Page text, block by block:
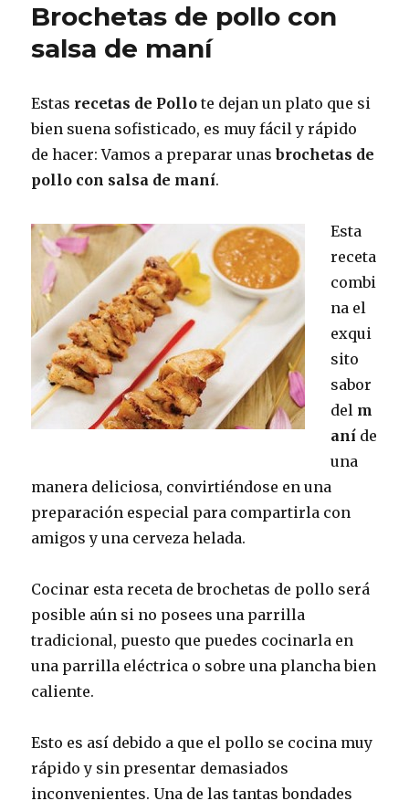
con
peanut
butter
Brochetas de pollo con
salsa de maní
Estas recetas de Pollo te dejan un plato que si
bien suena sofisticado, es muy fácil y rápido
de hacer: Vamos a preparar unasbrochetas de
pollo con salsa de maní.
Esta
receta
combi
na el
exqui
sito
sabor
del m
aní de
una
manera deliciosa, convirtiéndose en una
preparación especial para compartirla con
amigos y una cerveza helada.
Cocinar esta receta de brochetas de pollo será
posible aún si no posees una parrilla
tradicional, puesto que puedes cocinarla en
una parrilla eléctrica o sobre una plancha bien
caliente.
Esto es así debido a que el pollo se cocina muy
rápido y sin presentar demasiados
inconvenientes. Una de las tantas bondades